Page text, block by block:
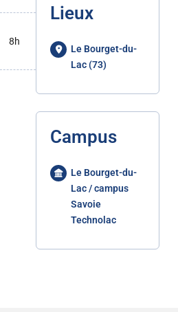
8h
Lieux
Le Bourget-du-
Lac (73)
Campus
Le Bourget-du-
Lac / campus
Savoie
Technolac